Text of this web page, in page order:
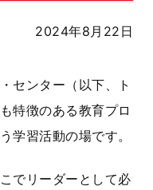
2024年8月22日
センター（以下、ト
特徴のある教育プロ
学習活動の場です。
でリーダーとして必